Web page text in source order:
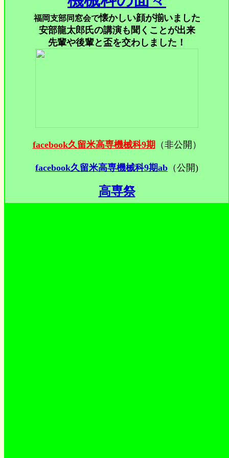
福岡支部同窓会で懐かしい顔が揃いました
安部龍太郎氏の講演も聞くことが出来
先輩や後輩と盃を交わしました！
facebook久留米高専機械科9期 （非公開）
facebook久留米高専機械科9期ab （公開)
高専祭